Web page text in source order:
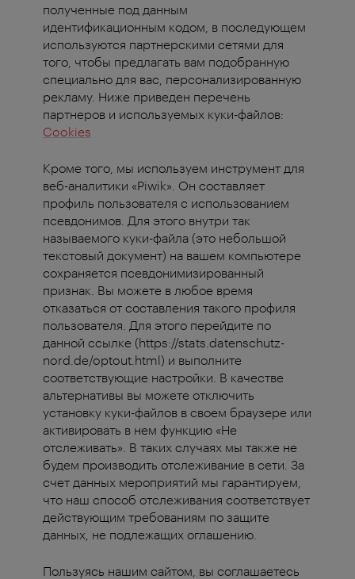
полученные под данным
идентификационным кодом, в последующем
используются партнерскими сетями для
того, чтобы предлагать вам подобранную
специально для вас, персонализированную
рекламу. Ниже приведен перечень
партнеров и используемых куки-файлов:
Cookies
Кроме того, мы используем инструмент для
веб-аналитики «Piwik». Он составляет
профиль пользователя с использованием
псевдонимов. Для этого внутри так
называемого куки-файла (это небольшой
текстовый документ) на вашем компьютере
сохраняется псевдонимизированный
признак. Вы можете в любое время
отказаться от составления такого профиля
пользователя. Для этого перейдите по
данной ссылке (https://stats.datenschutz-
nord.de/optout.html) и выполните
соответствующие настройки. В качестве
альтернативы вы можете отключить
установку куки-файлов в своем браузере или
активировать в нем функцию «Не
отслеживать». В таких случаях мы также не
будем производить отслеживание в сети. За
счет данных мероприятий мы гарантируем,
что наш способ отслеживания соответствует
действующим требованиям по защите
данных, не подлежащих оглашению.
Пользуясь нашим сайтом, вы соглашаетесь